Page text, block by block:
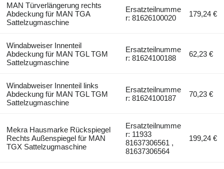
MAN Türverlängerung rechts
Abdeckung für MAN TGA
Sattelzugmaschine
Ersatzteilnumme
r: 81626100020
179,24 €
Windabweiser Innenteil
Abdeckung für MAN TGL TGM
Sattelzugmaschine
Ersatzteilnumme
r: 81624100188
62,23 €
Windabweiser Innenteil links
Abdeckung für MAN TGL TGM
Sattelzugmaschine
Ersatzteilnumme
r: 81624100187
70,23 €
Mekra Hausmarke Rückspiegel
Rechts Außenspiegel für MAN
TGX Sattelzugmaschine
Ersatzteilnumme
r: 11933
81637306561 ,
81637306564
199,24 €